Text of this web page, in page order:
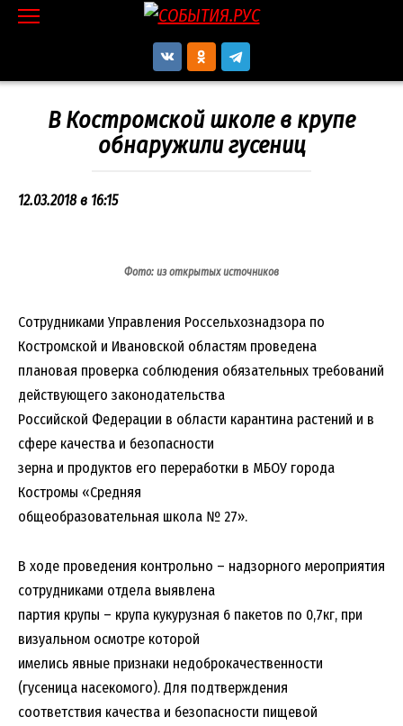
Перейти
В Костромской школе в крупе
обнаружили гусениц
12.03.2018 в 16:15
Фото: из открытых источников
Сотрудниками Управления Россельхознадзора по
Костромской и Ивановской областям проведена
плановая проверка соблюдения обязательных требований
действующего законодательства
Российской Федерации в области карантина растений и в
сфере качества и безопасности
зерна и продуктов его переработки в МБОУ города
Костромы «Средняя
общеобразовательная школа № 27».
В ходе проведения контрольно – надзорного мероприятия
сотрудниками отдела выявлена
партия крупы – крупа кукурузная 6 пакетов по 0,7кг, при
визуальном осмотре которой
имелись явные признаки недоброкачественности
(гусеница насекомого). Для подтверждения
соответствия качества и безопасности пищевой